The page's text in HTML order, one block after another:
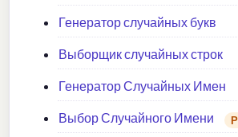
Генератор случайных букв
Выборщик случайных строк
Генератор Случайных Имен
Выбор Случайного Имени